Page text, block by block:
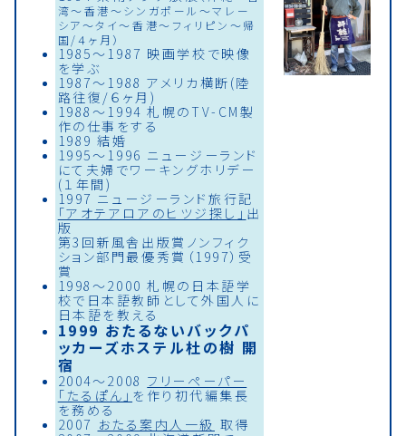
湾〜香港〜シンガポール〜マレー
シア〜タイ〜香港〜フィリピン〜帰
国/４ヶ月）
1985〜1987 映画学校で映像
を学ぶ
1987〜1988 アメリカ横断(陸
路往復/６ヶ月)
1988〜1994 札幌のTV-CM製
作の仕事をする
1989 結婚
1995〜1996 ニュージーランド
にて夫婦でワーキングホリデー
(１年間)
1997 ニュージーランド旅行記
「アオテアロアのヒツジ探し」 出
版
第3回新風舎出版賞ノンフィク
ション部門最優秀賞（1997）受
賞
1998〜2000 札幌の日本語学
校で日本語教師として外国人に
日本語を教える
1999 おたるないバックパ
ッカーズホステル杜の樹 開
宿
2004〜2008 フリーペーパー
「たるぽん」 を作り初代編集長
を務める
2007 おたる案内人一級 取得